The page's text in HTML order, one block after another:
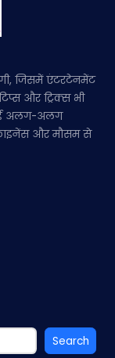
जिसमें एंटरटेनमेंट
और ट्रिक्स भी
अलग-अलग
और मौसम से
Search